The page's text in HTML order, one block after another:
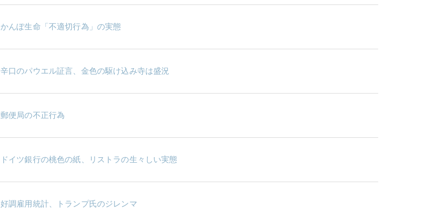
かんぽ生命「不適切行為」の実態
辛口のパウエル証言、金色の駆け込み寺は盛況
郵便局の不正行為
ドイツ銀行の桃色の紙、リストラの生々しい実態
好調雇用統計、トランプ氏のジレンマ